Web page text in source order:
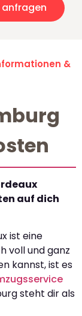
anfragen
&
auf dich
ist eine
voll und ganz
kannst, ist es
steht dir als